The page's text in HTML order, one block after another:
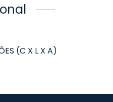
(C X L X A)